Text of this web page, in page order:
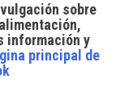
sobre
información y
principal de